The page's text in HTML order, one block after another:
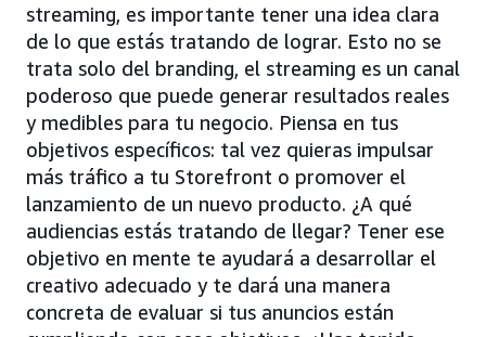
streaming, es importante tener una idea clara
de lo que estás tratando de lograr. Esto no se
trata solo del branding, el streaming es un canal
poderoso que puede generar resultados reales
y medibles para tu negocio. Piensa en tus
objetivos específicos: tal vez quieras impulsar
más tráfico a tu Storefront o promover el
lanzamiento de un nuevo producto. ¿A qué
audiencias estás tratando de llegar? Tener ese
objetivo en mente te ayudará a desarrollar el
creativo adecuado y te dará una manera
concreta de evaluar si tus anuncios están